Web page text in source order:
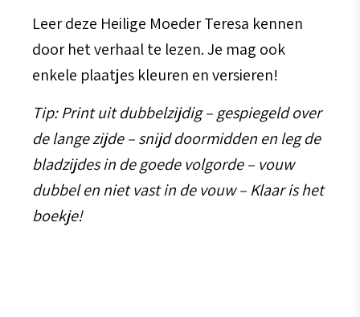
Leer deze Heilige Moeder Teresa kennen
door het verhaal te lezen. Je mag ook
enkele plaatjes kleuren en versieren!
Tip: Print uit dubbelzijdig – gespiegeld over
de lange zijde – snijd doormidden en leg de
bladzijdes in de goede volgorde – vouw
dubbel en niet vast in de vouw – Klaar is het
boekje!